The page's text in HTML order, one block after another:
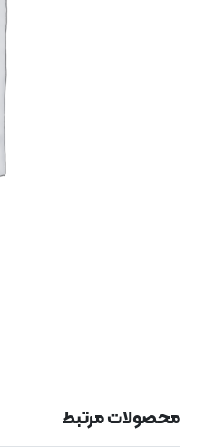
محصولات مرتبط